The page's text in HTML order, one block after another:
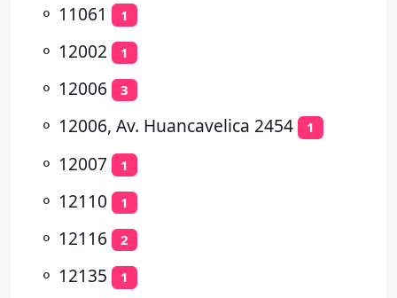
⚬ 11061 1
⚬ 12002 1
⚬ 12006 3
⚬ 12006, Av. Huancavelica 2454 1
⚬ 12007 1
⚬ 12110 1
⚬ 12116 2
⚬ 12135 1